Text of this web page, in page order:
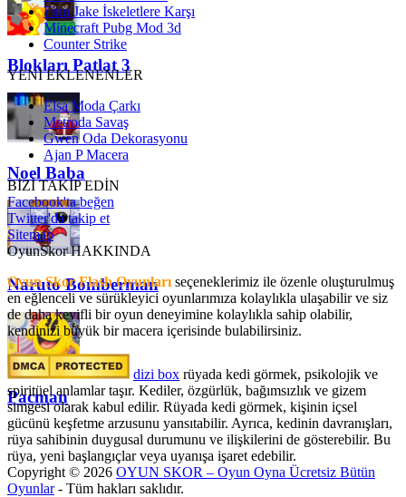
Blokları Patlat 3
Noel Baba
Naruto Bomberman
Pacman
Finn Jake İskeletlere Karşı
Minecraft Pubg Mod 3d
Counter Strike
YENİ EKLENENLER
Elsa Moda Çarkı
Metroda Savaş
Gwen Oda Dekorasyonu
Ajan P Macera
BİZİ TAKİP EDİN
Facebook'ta beğen
Twitter'da takip et
Sitemap
OyunSkor HAKKINDA
Oyun Skor Flash Oyunları seçeneklerimiz ile özenle oluşturulmuş
en eğlenceli ve sürükleyici oyunlarımıza kolaylıkla ulaşabilir ve siz
de daha keyifli bir oyun deneyimine kolaylıkla sahip olabilir,
kendinizi büyük bir macera içerisinde bulabilirsiniz.
dizi box rüyada kedi görmek​, psikolojik ve
spiritüel anlamlar taşır. Kediler, özgürlük, bağımsızlık ve gizem
simgesi olarak kabul edilir. Rüyada kedi görmek, kişinin içsel
gücünü keşfetme arzusunu yansıtabilir. Ayrıca, kedinin davranışları,
rüya sahibinin duygusal durumunu ve ilişkilerini de gösterebilir. Bu
rüya, yeni başlangıçlar veya uyanışa işaret edebilir.
Copyright © 2026 OYUN SKOR – Oyun Oyna Ücretsiz Bütün
Oyunlar- Tüm hakları saklıdır.